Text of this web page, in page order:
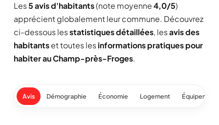
Les5 avis d'habitants(note moyenne4,0/5)
apprécient globalement leur commune. Découvrez
ci-dessous lesstatistiques détaillées, lesavis des
habitantset toutes lesinformations pratiques pour
habiter au Champ-près-Froges.
Avis Démographie Économie Logement